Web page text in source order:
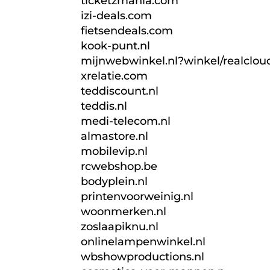
izi-deals.com
fietsendeals.com
kook-punt.nl
mijnwebwinkel.nl?winkel/
xrelatie.com
teddiscount.nl
teddis.nl
medi-telecom.nl
almastore.nl
mobilevip.nl
rcwebshop.be
bodyplein.nl
printenvoorweinig.nl
woonmerken.nl
zoslaapiknu.nl
onlinelampenwinkel.nl
wbshowproductions.nl